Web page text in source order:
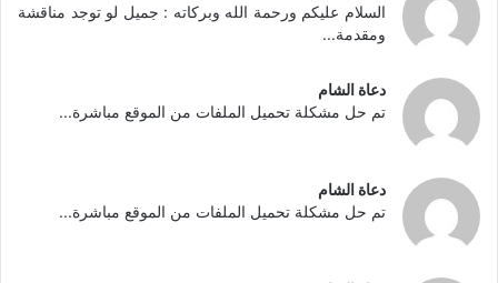
السلام عليكم ورحمة الله وبركاته : جميل لو توجد مناقشة
ومقدمة...
دعاة الشام
تم حل مشكلة تحميل الملفات من الموقع مباشرة...
دعاة الشام
تم حل مشكلة تحميل الملفات من الموقع مباشرة...